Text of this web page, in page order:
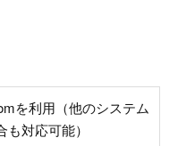
を利用（他のシステム
対応可能）